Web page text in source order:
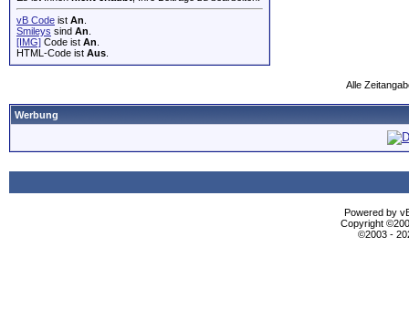
vB Code ist An
Smileys sind An
[IMG] Code ist An
HTML-Code ist Aus
Alle
Werbung
Powered by
Copyright
©2003 -